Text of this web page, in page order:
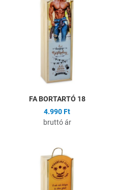
FA BORTARTÓ 18
4.990 Ft
bruttó ár